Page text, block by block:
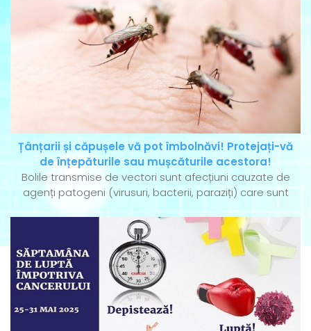
Țânțarii și căpușele vă pot îmbolnăvi! Protejați-vă
de înțepăturile sau mușcăturile acestora!
Bolile transmise de vectori sunt afecțiuni cauzate de
agenți patogeni (virusuri, bacterii, paraziți) care sunt